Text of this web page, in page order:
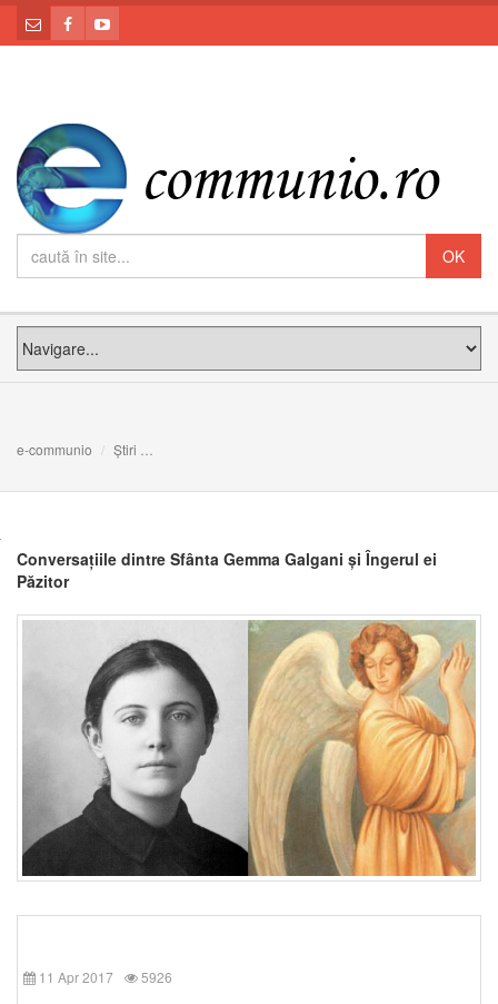
e-communio Știri
Conversațiile dintre Sfânta Gemma Galgani și Îngerul ei
Păzitor
11 Apr 2017 5926